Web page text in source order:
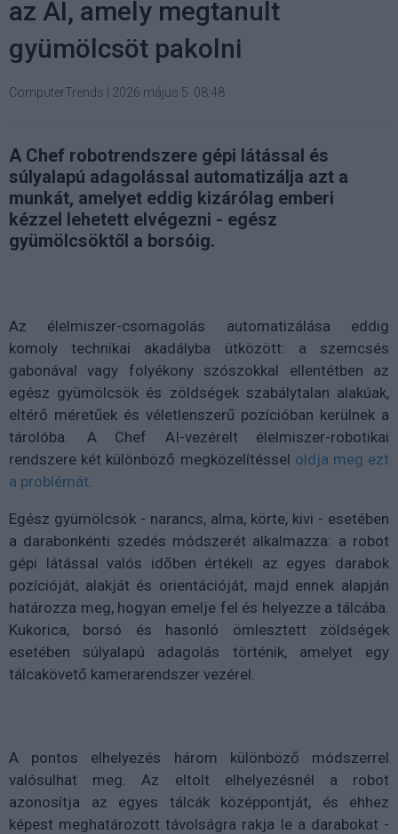
az AI, amely megtanult
gyümölcsöt pakolni
ComputerTrends 2026 május 5. 08:48
A Chef robotrendszere gépi látással és
súlyalapú adagolással automatizálja azt a
munkát, amelyet eddig kizárólag emberi
kézzel lehetett elvégezni - egész
gyümölcsöktől a borsóig.
Az élelmiszer-csomagolás automatizálása eddig
komoly technikai akadályba ütközött: a szemcsés
gabonával vagy folyékony szószokkal ellentétben az
egész gyümölcsök és zöldségek szabálytalan alakúak,
eltérő méretűek és véletlenszerű pozícióban kerülnek a
tárolóba. A Chef AI-vezérelt élelmiszer-robotikai
rendszere két különböző megközelítéssel oldja meg ezt
a problémát
Egész gyümölcsök - narancs, alma, körte, kivi - esetében
a darabonkénti szedés módszerét alkalmazza: a robot
gépi látással valós időben értékeli az egyes darabok
pozícióját, alakját és orientációját, majd ennek alapján
határozza meg, hogyan emelje fel és helyezze a tálcába.
Kukorica, borsó és hasonló ömlesztett zöldségek
esetében súlyalapú adagolás történik, amelyet egy
tálcakövető kamerarendszer vezérel.
A pontos elhelyezés három különböző módszerrel
valósulhat meg. Az eltolt elhelyezésnél a robot
azonosítja az egyes tálcák középpontját, és ehhez
képest meghatározott távolságra rakja le a darabokat -